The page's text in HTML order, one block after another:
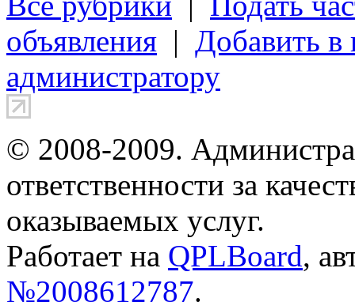
объявления | Добавить в
администратору
© 2008-2009.
ответственности за
оказываемых услуг.
Работает на QPLBoard,
№2008612787.